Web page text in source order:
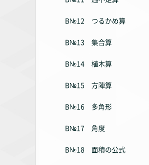
B№12 つるかめ算
B№13 集合算
B№14 植木算
B№15 方陣算
B№16 多角形
B№17 角度
B№18 面積の公式